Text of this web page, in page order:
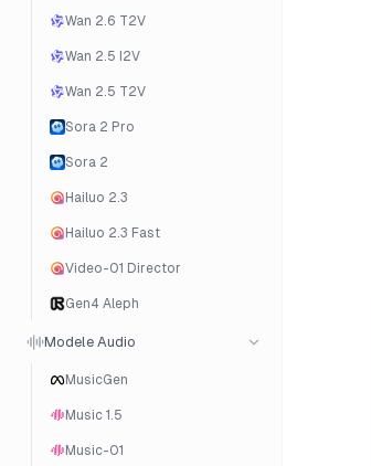
Wan 2.6 T2V
Wan 2.5 I2V
Wan 2.5 T2V
Sora 2 Pro
Sora 2
Hailuo 2.3
Hailuo 2.3 Fast
Video-01 Director
Gen4 Aleph
Modele Audio
MusicGen
Music 1.5
Music-01